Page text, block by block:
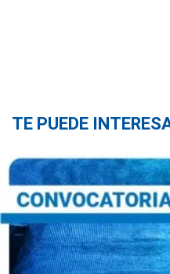
TE PUEDE